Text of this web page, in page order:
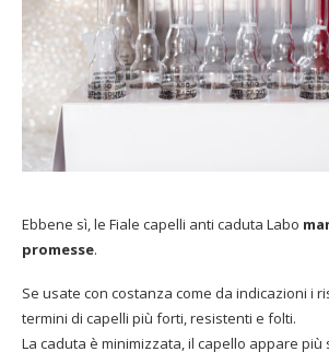
Ebbene sì, le Fiale capelli anti caduta Labo
promesse.
Se usate con costanza come da indicazioni i
termini di capelli più forti, resistenti e folti.
La caduta è minimizzata, il capello appare più